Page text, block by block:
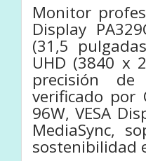
Monitor
Display
(31,5
UHD (3840 x
precisión
verificado por
96W, VESA
MediaSync,
sostenibilidad